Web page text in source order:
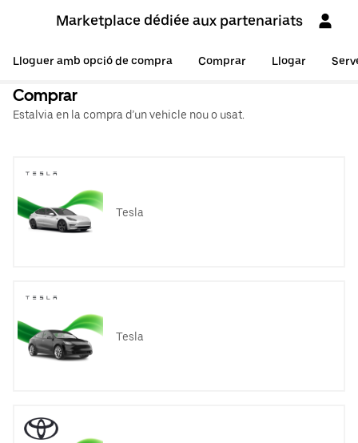
Marketplace dédiée aux partenariats
Lloguer amb opció de compra Comprar Llogar
Comprar
Estalvia en la compra d’un vehicle nou o usat.
Tesla
Tesla